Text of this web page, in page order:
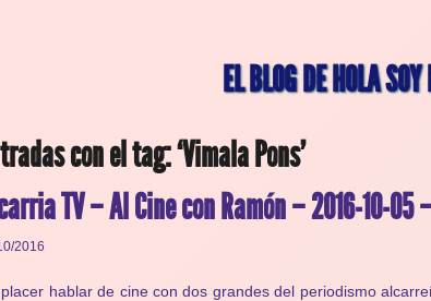
EL BLOG DE HOLA
con el tag: ‘Vimala Pons’
TV – Al Cine con Ramón – 2016-10-
2016
hablar de cine con dos grandes del periodismo